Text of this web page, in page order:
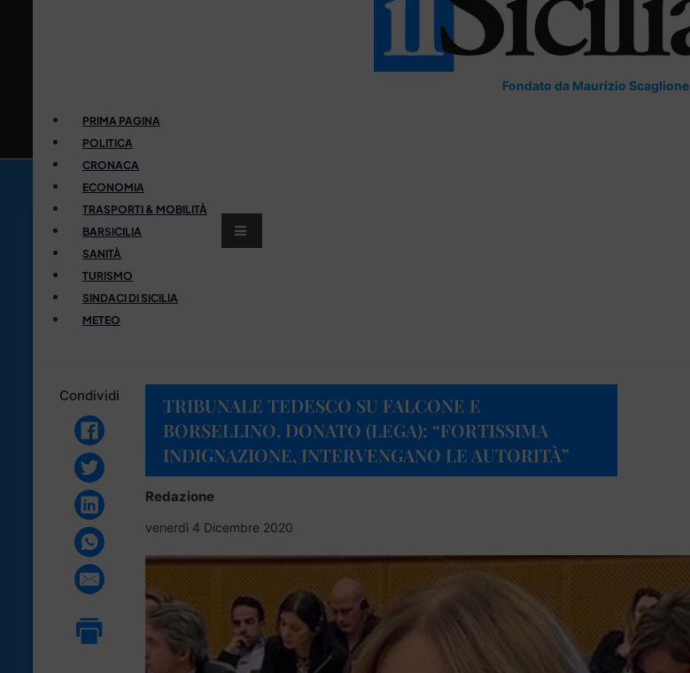
Fondato da Maurizio Scaglione
PRIMA PAGINA
POLITICA
CRONACA
ECONOMIA
TRASPORTI & MOBILITÀ
BARSICILIA
SANITÀ
TURISMO
SINDACI DI SICILIA
METEO
Condividi
TRIBUNALE TEDESCO SU FALCONE E
BORSELLINO, DONATO (LEGA): “FORTISSIMA
INDIGNAZIONE, INTERVENGANO LE AUTORITÀ”
Redazione
venerdì 4 Dicembre 2020